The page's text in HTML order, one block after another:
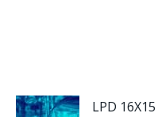
LPD 16X15